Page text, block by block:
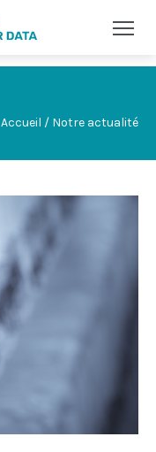
Accueil / Notre actualité